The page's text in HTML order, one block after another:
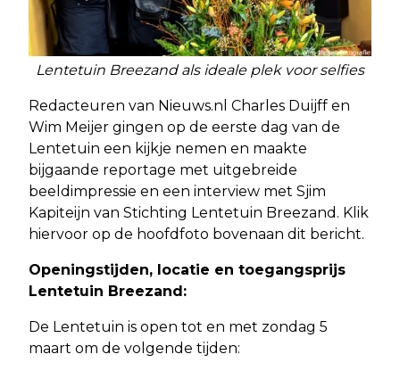
Lentetuin Breezand als ideale plek voor selfies
Redacteuren van Nieuws.nl Charles Duijff en
Wim Meijer gingen op de eerste dag van de
Lentetuin een kijkje nemen en maakte
bijgaande reportage met uitgebreide
beeldimpressie en een interview met Sjim
Kapiteijn van Stichting Lentetuin Breezand. Klik
hiervoor op de hoofdfoto bovenaan dit bericht.
Openingstijden, locatie en toegangsprijs
Lentetuin Breezand:
De Lentetuin is open tot en met zondag 5
maart om de volgende tijden: